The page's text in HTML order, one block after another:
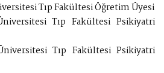
Tıp Fakültesi Öğretim Üyesi
Tıp Fakültesi Psikiyatri
Tıp Fakültesi Psikiyatri